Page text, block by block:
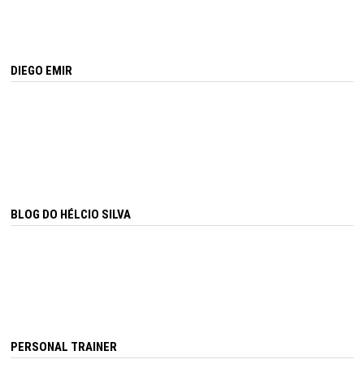
DIEGO EMIR
BLOG DO HÉLCIO SILVA
PERSONAL TRAINER